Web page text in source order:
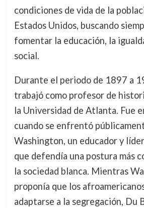
condiciones de vida de la
Estados Unidos, buscando
fomentar la educación, la
social.
Durante el periodo de 1897 a
trabajó como profesor de
la Universidad de Atlanta. Fue
cuando se enfrentó
Washington, un educador y
que defendía una postura más
la sociedad blanca. Mientras
proponía que los
adaptarse a la segregación, Du